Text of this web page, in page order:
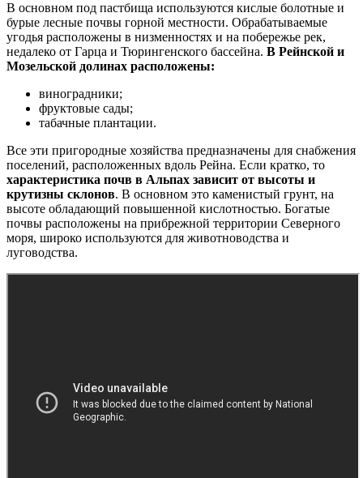
В основном под пастбища используются кислые болотные и
бурые лесные почвы горной местности. Обрабатываемые
угодья расположены в низменностях и на побережье рек,
недалеко от Гарца и Тюрингенского бассейна. В Рейнской и
Мозельской долинах расположены:
виноградники;
фруктовые сады;
табачные плантации.
Все эти пригородные хозяйства предназначены для снабжения
поселений, расположенных вдоль Рейна. Если кратко, то
характеристика почв в Альпах зависит от высоты и
крутизны склонов. В основном это каменистый грунт, на
высоте обладающий повышенной кислотностью. Богатые
почвы расположены на прибрежной территории Северного
моря, широко используются для животноводства и
луговодства.